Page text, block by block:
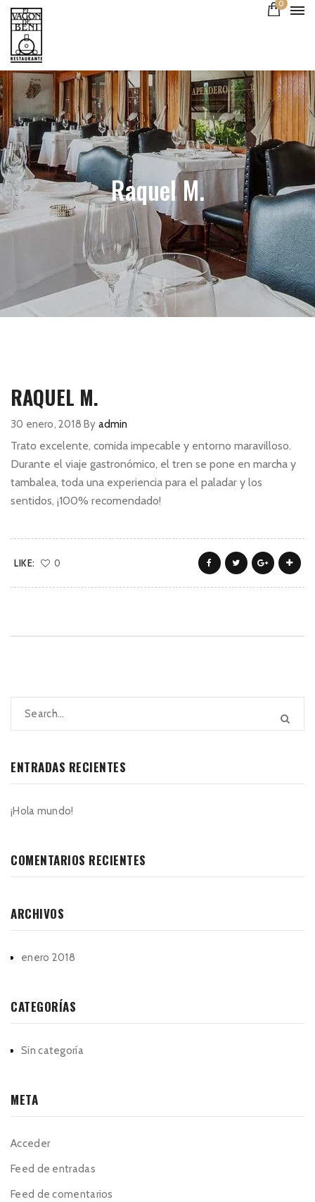
0
Raquel M.
RAQUEL M.
30 enero, 2018 By admin
Trato excelente, comida impecable y entorno maravilloso.
Durante el viaje gastronómico, el tren se pone en marcha y
tambalea, toda una experiencia para el paladar y los
sentidos, ¡100% recomendado!
LIKE: 0
ENTRADAS RECIENTES
¡Hola mundo!
COMENTARIOS RECIENTES
ARCHIVOS
enero 2018
CATEGORÍAS
Sin categoría
META
Acceder
Feed de entradas
Feed de comentarios